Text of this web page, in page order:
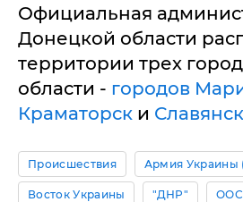
Официальная
Донецкой области
территории трех
области - городов
Краматорск и
Происшествия Армия Украины
Восток Украины "ДНР" ООС